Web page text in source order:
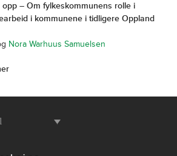
– Om fylkeskommunens rolle i
i kommunene i tidligere Oppland
Nora Warhuus Samuelsen